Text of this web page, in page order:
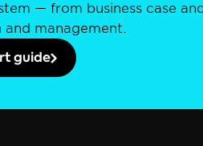
— from business case
management.
guide